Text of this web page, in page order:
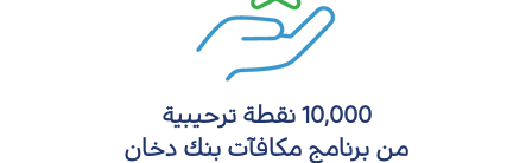
10,000 نقطة ترحيبية
من برنامج مكافآت بنك دخان